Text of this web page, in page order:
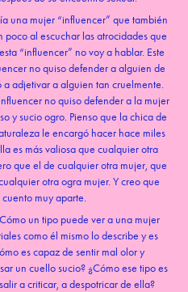
una mujer “influencer” que también
poco al escuchar las atrocidades que
“influencer” no voy a hablar. Este
no quiso defender a alguien de
adjetivar a alguien tan cruelmente.
no quiso defender a la mujer
y sucio ogro. Pienso que la chica de
le encargó hacer hace miles
es más valiosa que cualquier otra
que el de cualquier otra mujer, que
otra ogra mujer. Y creo que
muy aparte.
un tipo puede ver a una mujer
como él mismo lo describe y es
es capaz de sentir mal olor y
un cuello sucio? ¿Cómo ese tipo es
a criticar, a despotricar de ella?